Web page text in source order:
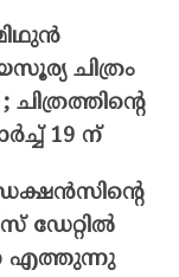
ചിത്രം
19 ന്
ഡേറ്റിൽ
എത്തുന്നു